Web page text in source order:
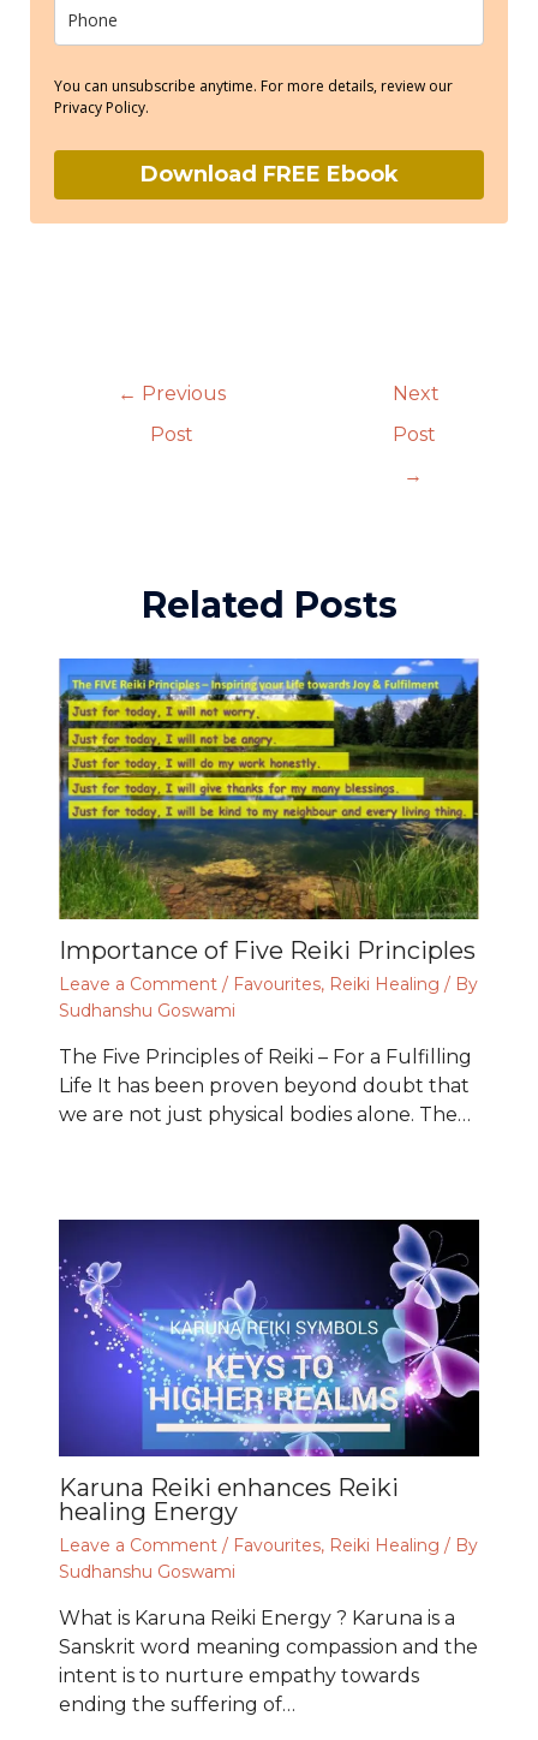
You can unsubscribe anytime. For more details, review our
Privacy Policy.
Download FREE Ebook
← Previous
Post
Next
Post
→
Related Posts
Importance of Five Reiki Principles
Leave a Comment / Favourites, Reiki Healing / By
Sudhanshu Goswami
The Five Principles of Reiki – For a Fulfilling
Life It has been proven beyond doubt that
we are not just physical bodies alone. The…
Karuna Reiki enhances Reiki
healing Energy
Leave a Comment / Favourites, Reiki Healing / By
Sudhanshu Goswami
What is Karuna Reiki Energy ? Karuna is a
Sanskrit word meaning compassion and the
intent is to nurture empathy towards
ending the suffering of…